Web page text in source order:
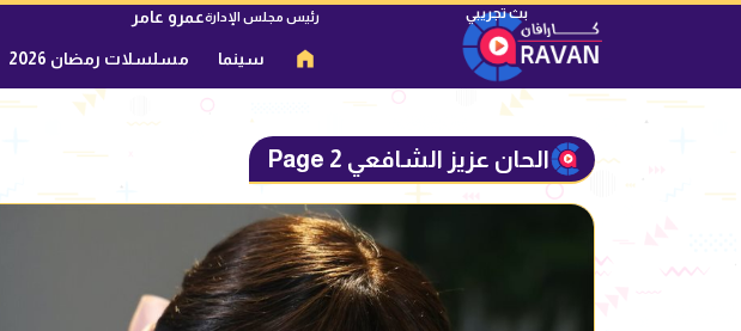
رئيس مجلس الإدارةعمرو عامر
سينما مسلسلات رمضان 2026
الحان عزيز الشافعي Page 2